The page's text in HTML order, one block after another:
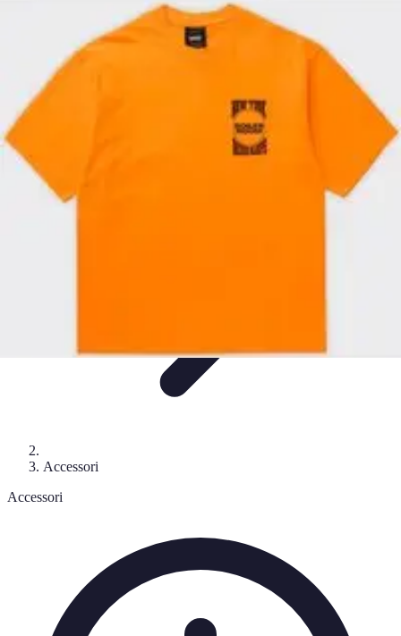
Smartphone e Accessori Elettrodomestici
Elettrodomestici Aspirapolvere
Electro Shopping
Accessori
Accessori